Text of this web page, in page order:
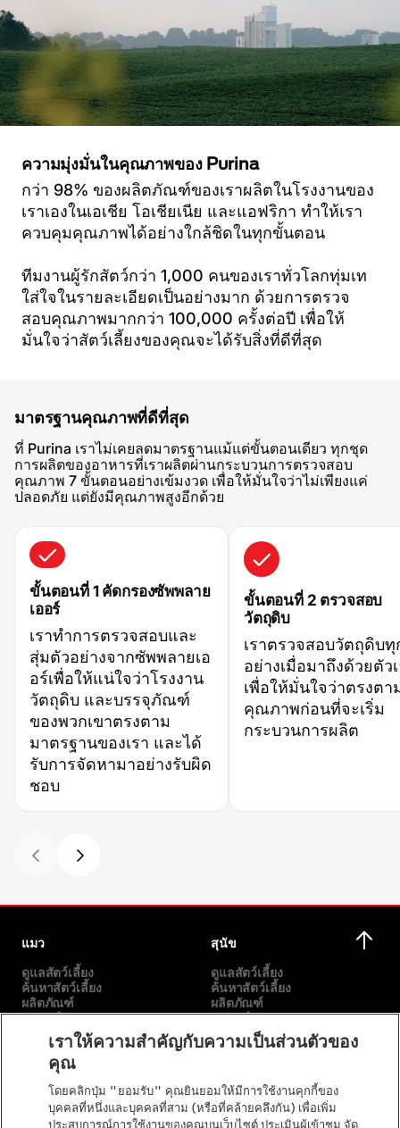
ความมุ่งมั่นในคุณภาพของ Purina
กว่า 98% ของผลิตภัณฑ์ของเราผลิตในโรงงานของ
เราเองในเอเชีย โอเชียเนีย และแอฟริกา ทำให้เรา
ควบคุมคุณภาพได้อย่างใกล้ชิดในทุกขั้นตอน
ทีมงานผู้รักสัตว์กว่า 1,000 คนของเราทั่วโลกทุ่มเท
ใส่ใจในรายละเอียดเป็นอย่างมาก ด้วยการตรวจ
สอบคุณภาพมากกว่า 100,000 ครั้งต่อปี เพื่อให้
มั่นใจว่าสัตว์เลี้ยงของคุณจะได้รับสิ่งที่ดีที่สุด
มาตรฐานคุณภาพที่ดีที่สุด
ที่ Purina เราไม่เคยลดมาตรฐานแม้แต่ขั้นตอนเดียว ทุกชุด
การผลิตของอาหารที่เราผลิตผ่านกระบวนการตรวจสอบ
คุณภาพ 7 ขั้นตอนอย่างเข้มงวด เพื่อให้มั่นใจว่าไม่เพียงแค่
ปลอดภัย แต่ยังมีคุณภาพสูงอีกด้วย
ขั้นตอนที่ 1 คัดกรองซัพพลาย
เออร์
เราทำการตรวจสอบและ
สุ่มตัวอย่างจากซัพพลายเอ
อร์เพื่อให้แน่ใจว่าโรงงาน
วัตถุดิบ และบรรจุภัณฑ์
ของพวกเขาตรงตาม
มาตรฐานของเรา และได้
รับการจัดหามาอย่างรับผิด
ชอบ
ขั้นตอนที่ 2 ตรวจสอบ
วัตถุดิบ
เราตรวจสอบวัตถุดิบทุ
อย่างเมื่อมาถึงด้วยตัว
เพื่อให้มั่นใจว่าตรงตา
คุณภาพก่อนที่จะเริ่ม
กระบวนการผลิต
แมว
ดูแลสัตว์เลี้ยง
ค้นหาสัตว์เลี้ยง
ผลิตภัณฑ์
แบรนด์ของเรา
สุนัข
ดูแลสัตว์เลี้ยง
ค้นหาสัตว์เลี้ยง
ผลิตภัณฑ์
แบรนด์ของเรา
เกี่ยวกับเรา
พันธกิจของเรา
เรื่องราวของเรา
เลือกสายพันธุ์
ติดต่อเรา
เราให้ความสำคัญกับความเป็นส่วนตัวของ
คุณ
โดยคลิกปุ่ม "ยอมรับ" คุณยินยอมให้มีการใช้งานคุกกี้ของ
บุคคลที่หนึ่งและบุคคลที่สาม (หรือที่คล้ายคลึงกัน) เพื่อเพิ่ม
ประสบการณ์การใช้งานของคุณบนเว็บไซต์ ประเมินผู้เข้าชม จัด